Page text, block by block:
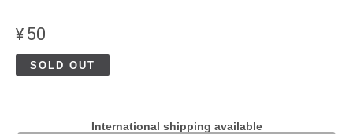
¥50
SOLD OUT
International shipping available